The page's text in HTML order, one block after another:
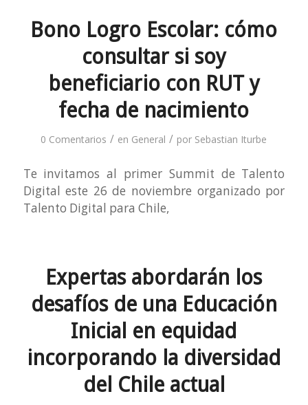
Bono Logro Escolar: cómo
consultar si soy
beneficiario con RUT y
fecha de nacimiento
0 Comentarios / en General / por Sebastian Iturbe
Te invitamos al primer Summit de Talento
Digital este 26 de noviembre organizado por
Talento Digital para Chile,
Expertas abordarán los
desafíos de una Educación
Inicial en equidad
incorporando la diversidad
del Chile actual